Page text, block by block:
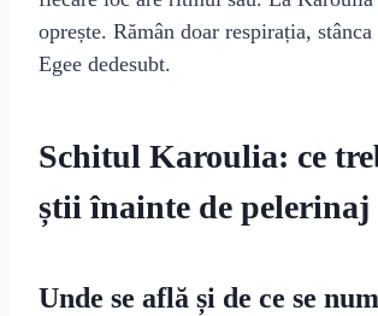
oprește. Rămân doar respirația,
Egee dedesubt.
Schitul Karoulia: ce
știi înainte de pelerinaj
Unde se află și de ce se